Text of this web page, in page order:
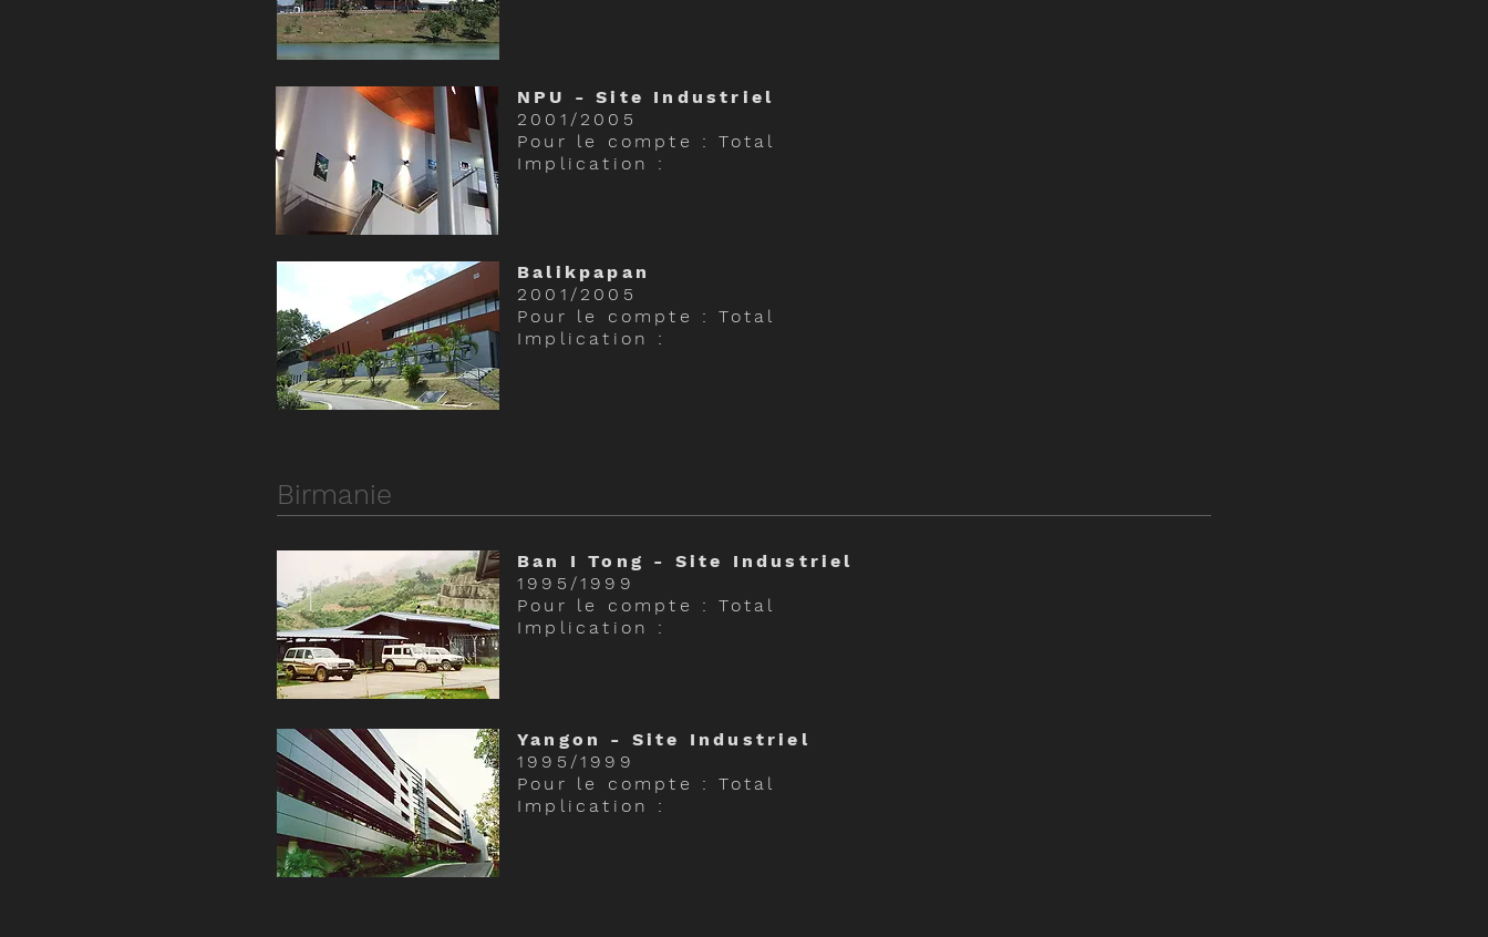
NPU - Site Industriel
2001/2005
Pour le compte : Total
Implication :
Balikpapan
2001/2005
Pour le compte : Total
Implication :
Birmanie
Ban I Tong - Site Industriel
1995/1999
Pour le compte : Total
Implication :
Yangon - Site Industriel
1995/1999
Pour le compte : Total
Implication :